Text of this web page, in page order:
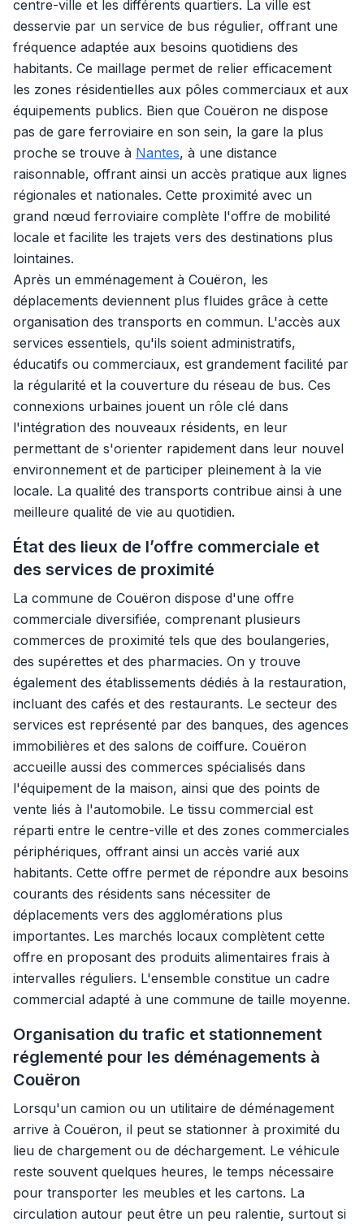
centre-ville et les différents quartiers. La ville est
desservie par un service de bus régulier, offrant une
fréquence adaptée aux besoins quotidiens des
habitants. Ce maillage permet de relier efficacement
les zones résidentielles aux pôles commerciaux et aux
équipements publics. Bien que Couëron ne dispose
pas de gare ferroviaire en son sein, la gare la plus
proche se trouve à Nantes, à une distance
raisonnable, offrant ainsi un accès pratique aux lignes
régionales et nationales. Cette proximité avec un
grand nœud ferroviaire complète l'offre de mobilité
locale et facilite les trajets vers des destinations plus
lointaines.
Après un emménagement à Couëron, les
déplacements deviennent plus fluides grâce à cette
organisation des transports en commun. L'accès aux
services essentiels, qu'ils soient administratifs,
éducatifs ou commerciaux, est grandement facilité par
la régularité et la couverture du réseau de bus. Ces
connexions urbaines jouent un rôle clé dans
l'intégration des nouveaux résidents, en leur
permettant de s'orienter rapidement dans leur nouvel
environnement et de participer pleinement à la vie
locale. La qualité des transports contribue ainsi à une
meilleure qualité de vie au quotidien.
État des lieux de l’offre commerciale et
des services de proximité
La commune de Couëron dispose d'une offre
commerciale diversifiée, comprenant plusieurs
commerces de proximité tels que des boulangeries,
des supérettes et des pharmacies. On y trouve
également des établissements dédiés à la restauration,
incluant des cafés et des restaurants. Le secteur des
services est représenté par des banques, des agences
immobilières et des salons de coiffure. Couëron
accueille aussi des commerces spécialisés dans
l'équipement de la maison, ainsi que des points de
vente liés à l'automobile. Le tissu commercial est
réparti entre le centre-ville et des zones commerciales
périphériques, offrant ainsi un accès varié aux
habitants. Cette offre permet de répondre aux besoins
courants des résidents sans nécessiter de
déplacements vers des agglomérations plus
importantes. Les marchés locaux complètent cette
offre en proposant des produits alimentaires frais à
intervalles réguliers. L'ensemble constitue un cadre
commercial adapté à une commune de taille moyenne.
Organisation du trafic et stationnement
réglementé pour les déménagements à
Couëron
Lorsqu'un camion ou un utilitaire de déménagement
arrive à Couëron, il peut se stationner à proximité du
lieu de chargement ou de déchargement. Le véhicule
reste souvent quelques heures, le temps nécessaire
pour transporter les meubles et les cartons. La
circulation autour peut être un peu ralentie, surtout si